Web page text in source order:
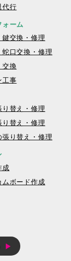
代行
ォーム
鍵交換・修理
蛇口交換・修理
交換
工事
り替え・修理
り替え・修理
張り替え・修理
成
ムボード作成